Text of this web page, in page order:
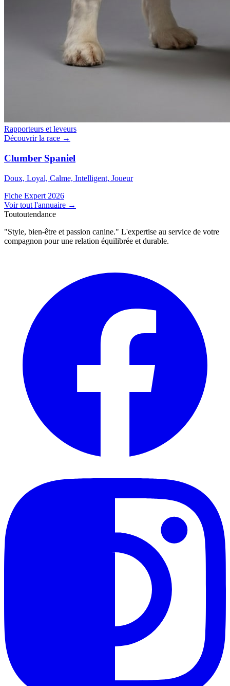
Rapporteurs et leveurs
Découvrir la race →
Clumber Spaniel
Doux, Loyal, Calme, Intelligent, Joueur
Fiche Expert 2026
Voir tout l'annuaire →
Toutoutendance
"Style, bien-être et passion canine." L'expertise au service de votre
compagnon pour une relation équilibrée et durable.